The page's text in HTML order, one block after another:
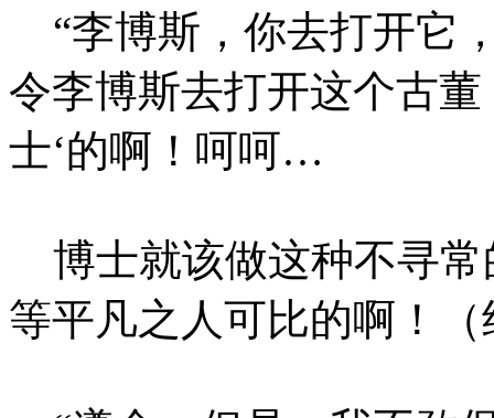
“李博斯，你去打开它
令李博斯去打开这个古
士‘的啊！呵呵…
博士就该做这种不寻常
等平凡之人可比的啊！